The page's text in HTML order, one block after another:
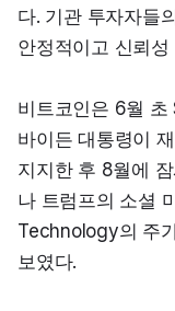
다. 기관 투자자들
안정적이고 신뢰
비트코인은 6월
바이든 대통령이
지지한 후 8월에
나 트럼프의 소셜
Technology의 주
보였다.